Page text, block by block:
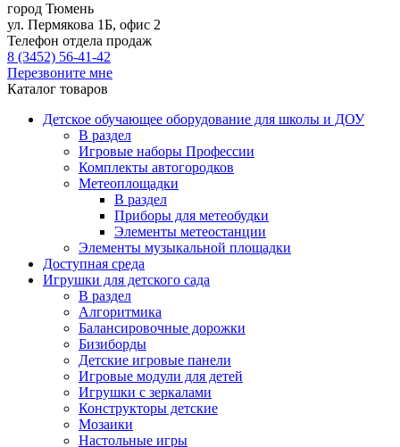
город Тюмень
ул. Пермякова 1Б, офис 2
Телефон отдела продаж
8 (3452) 56-41-42
Перезвоните мне
Каталог товаров
Детское обучающее оборудование для школы и ДОУ
В раздел
Игровые наборы Профессии
Комплекты автогородков
Метеоплощадки
В раздел
Приборы для метеобудки
Элементы метеостанции
Элементы музыкальной площадки
Доступная среда
Игрушки для детского сада
В раздел
Алгоритмика
Балансировочные дорожки
Бизиборды
Детские игровые панели
Игровые модули для детей
Игрушки с зеркалами
Конструкторы детские
Мозаики
Настольные игры